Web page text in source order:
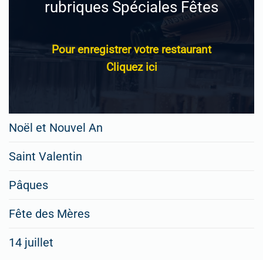
rubriques Spéciales Fêtes
Pour enregistrer votre restaurant
Cliquez ici
Noël et Nouvel An
Saint Valentin
Pâques
Fête des Mères
14 juillet